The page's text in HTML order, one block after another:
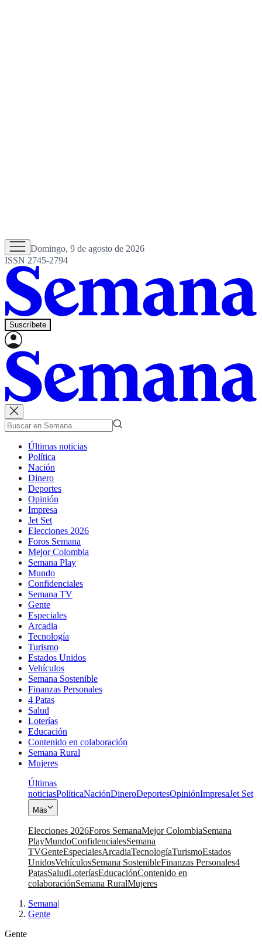
Domingo, 9 de agosto de 2026
ISSN 2745-2794
Suscríbete
Últimas noticias
Política
Nación
Dinero
Deportes
Opinión
Impresa
Jet Set
Elecciones 2026
Foros Semana
Mejor Colombia
Semana Play
Mundo
Confidenciales
Semana TV
Gente
Especiales
Arcadia
Tecnología
Turismo
Estados Unidos
Vehículos
Semana Sostenible
Finanzas Personales
4 Patas
Salud
Loterías
Educación
Contenido en colaboración
Semana Rural
Mujeres
Últimas
noticiasPolíticaNaciónDineroDeportesOpiniónImpresaJet Set
Más
Elecciones 2026Foros SemanaMejor ColombiaSemana
PlayMundoConfidencialesSemana
TVGenteEspecialesArcadiaTecnologíaTurismoEstados
UnidosVehículosSemana SostenibleFinanzas Personales4
PatasSaludLoteríasEducaciónContenido en
colaboraciónSemana RuralMujeres
Semana|
Gente
Gente